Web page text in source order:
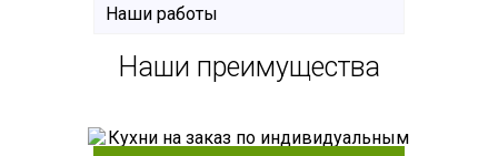
Наши работы
Наши преимущества